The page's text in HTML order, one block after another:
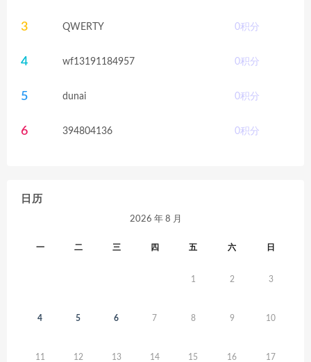
3 QWERTY 0积分
4 wf13191184957 0积分
5 dunai 0积分
6 394804136 0积分
日历
2026 年 8 月
一 二 三 四 五 六 日
1 2 3
4 5 6 7 8 9 10
11 12 13 14 15 16 17